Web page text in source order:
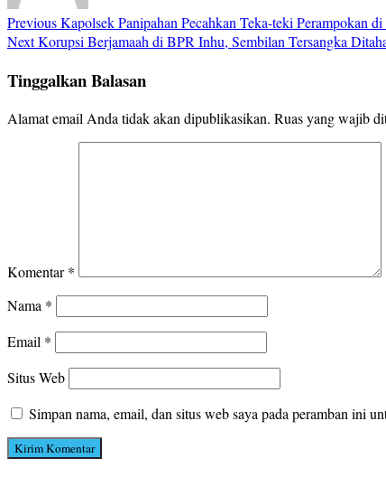
PreviousKapolsek Panipahan Pecahkan Teka-teki Perampokan
NextKorupsi Berjamaah di BPR Inhu, Sembilan Tersangka
Tinggalkan Balasan
Alamat email Anda tidak akan dipublikasikan. Ruas yang wajib
Komentar*
Nama *
Email *
Situs Web
Simpan nama, email, dan situs web saya pada peramban ini